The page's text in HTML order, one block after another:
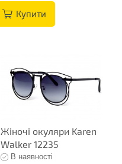
Купити
Жіночі окуляри Karen
Walker 12235
В наявності